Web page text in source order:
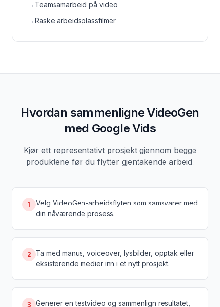
→ Teamsamarbeid på video
→Raske arbeidsplassfilmer
Hvordan sammenligne VideoGen
med Google Vids
Kjør ett representativt prosjekt gjennom begge
produktene før du flytter gjentakende arbeid.
1
Velg VideoGen-arbeidsflyten som samsvarer med
din nåværende prosess.
2
Ta med manus, voiceover, lysbilder, opptak eller
eksisterende medier inn i et nytt prosjekt.
3 Generer en testvideo og sammenlign resultatet,